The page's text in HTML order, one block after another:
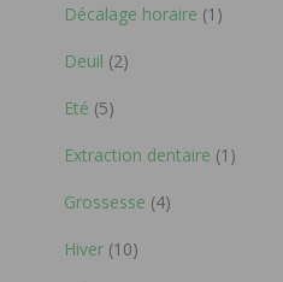
Décalage horaire (1)
Deuil (2)
Eté (5)
Extraction dentaire (1)
Grossesse (4)
Hiver (10)